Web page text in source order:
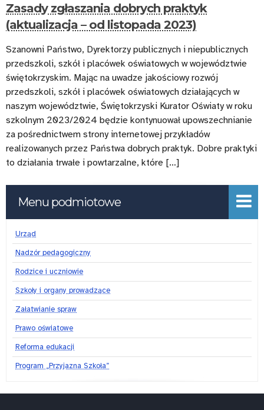
Zasady zgłaszania dobrych praktyk
(aktualizacja – od listopada 2023)
Szanowni Państwo, Dyrektorzy publicznych i niepublicznych
przedszkoli, szkół i placówek oświatowych w województwie
świętokrzyskim. Mając na uwadze jakościowy rozwój
przedszkoli, szkół i placówek oświatowych działających w
naszym województwie, Świętokrzyski Kurator Oświaty w roku
szkolnym 2023/2024 będzie kontynuował upowszechnianie
za pośrednictwem strony internetowej przykładów
realizowanych przez Państwa dobrych praktyk. Dobre praktyki
to działania trwałe i powtarzalne, które […]
Menu podmiotowe
Urząd
Nadzór pedagogiczny
Rodzice i uczniowie
Szkoły i organy prowadzące
Załatwianie spraw
Prawo oświatowe
Reforma edukacji
Program „Przyjazna Szkoła”